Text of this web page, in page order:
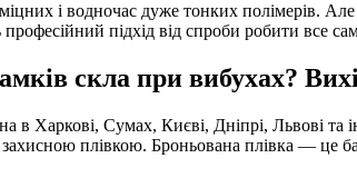
і водночас дуже тонких полімерів.
підхід від спроби робити все
скла при вибухах?
Харкові, Сумах, Києві, Дніпрі, Львові
плівкою. Броньована плівка — це